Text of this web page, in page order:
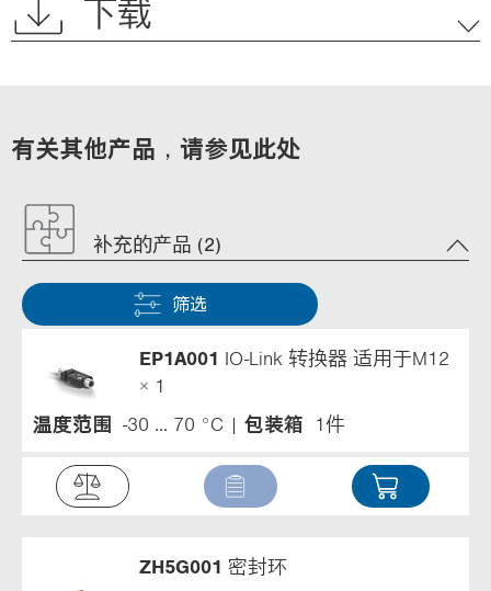
下载
有关其他产品，请参见此处
补充的产品 (2)
筛选
EP1A001 IO-Link 转换器 适用于M12
× 1
温度范围
-30 ... 70 °C 包装箱 1件
ZH5G001 密封环